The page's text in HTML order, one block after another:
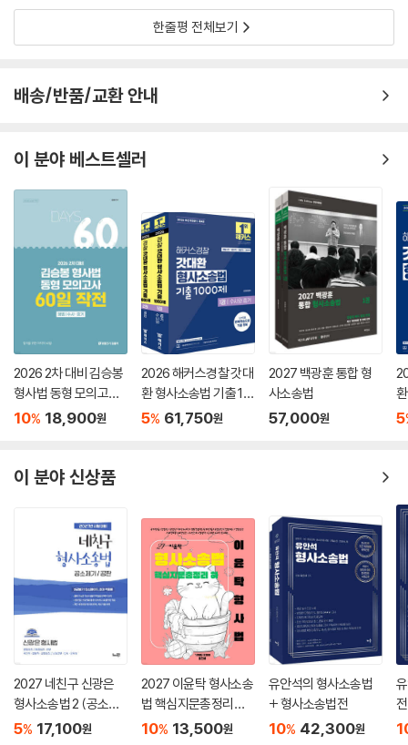
한줄평 전체보기
배송/반품/교환 안내
이 분야 베스트셀러
2026 2차 대비 김승봉
형사법 동형 모의고사
60일 작전(형법｜수
10% 18,900원
2026 해커스경찰 갓대
환 형사소송법 기출 10
00제 세트 (경찰공무
5% 61,750원
2027 백광훈 통합 형
사소송법
57,000원 5
이 분야 신상품
2027 네친구 신광은
형사소송법 2 (공소제
기·공판)
5% 17,100원
2027 이윤탁 형사소송
법 핵심지문총정리
(하)
10% 13,500원
유안석의 형사소송법
+ 형사소송법전
10% 42,300원
전